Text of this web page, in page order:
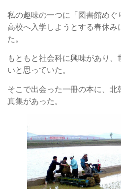
私の趣味の一つに「図書館め
高校へ入学しようとする春休み
た。
もともと社会科に興味があり
いと思っていた。
そこで出会った一冊の本に、
真集があった。